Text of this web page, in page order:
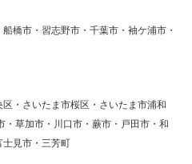
橋市・習志野市・千葉市・袖ケ浦市・
・さいたま市桜区・さいたま市浦和
・草加市・川口市・蕨市・戸田市・和
士見市・三芳町